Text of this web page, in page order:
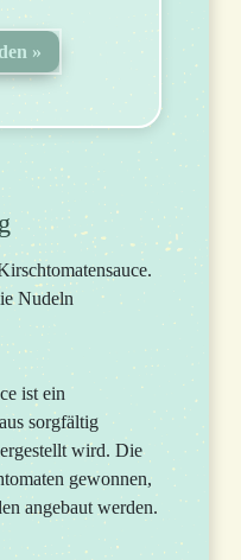
Nudeln
ist ein
sorgfältig
wird. Die
gewonnen,
angebaut werden.